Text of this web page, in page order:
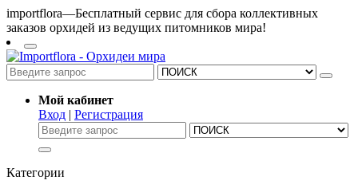
importflora—Бесплатный сервис для сбора коллективных
заказов орхидей из ведущих питомников мира!
Мой кабинет
Вход | Регистрация
Категории